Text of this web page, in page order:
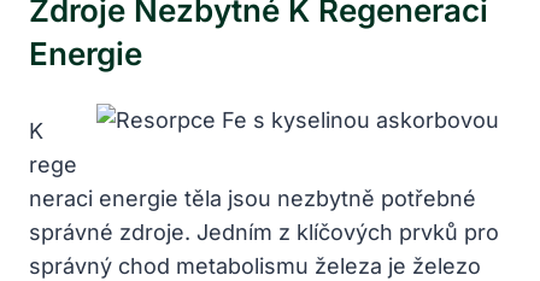
Zdroje Nezbytné K Regeneraci
Energie
K
rege
neraci energie těla jsou nezbytně potřebné
správné zdroje. Jedním z klíčových prvků pro
správný chod metabolismu železa je železo